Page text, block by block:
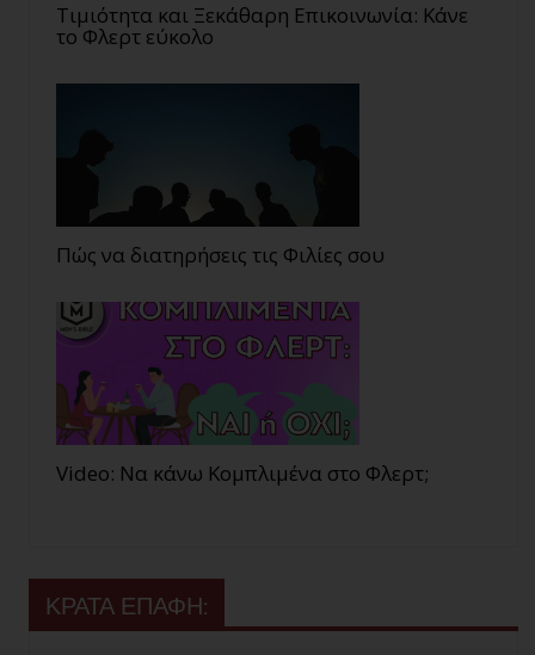
Τιμιότητα και Ξεκάθαρη Επικοινωνία: Κάνε
το Φλερτ εύκολο
Πώς να διατηρήσεις τις Φιλίες σου
Video: Να κάνω Κομπλιμένα στο Φλερτ;
ΚΡΑΤΑ ΕΠΑΦΗ: